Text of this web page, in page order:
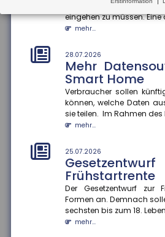
Herausforderung,
eingehen zu müssen. Eine
mehr...
28.07.2026
Mehr
Smart Home
Verbraucher sollen
können, welche Daten
sie teilen. Im Rahmen des
mehr...
25.07.2026
Frühstartrente
Der Gesetzentwurf zur
Formen an. Demnach
sechsten bis zum 18.
mehr...
Finanzkonten
Der internationale
Finanzkonten soll
mehr...
25.07.2026
und regelmäßig
Ein Privathaushalt gibt im
private Pflege- o...
mehr...
25.07.2026
stark an
Im Juli stieg der ZEW-